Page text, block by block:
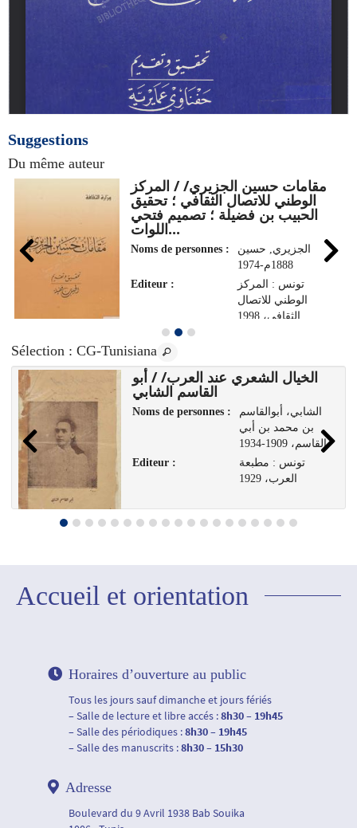
Suggestions
Du même auteur
مقامات حسين الجزيري/ / المركز
الوطني للاتصال الثقافي‏ ؛ ‏تحقيق
الحبيب بن فضيلة‏ ؛ ‏تصميم فتحي
اللوات...
Noms de personnes :
الجزيري, حسين
1888م-1974
Editeur :
تونس : المركز
الوطني للاتصال
الثقافي، 1998
Sélection : CG-Tunisiana
الخيال الشعري عند العرب/ / أبو
القاسم الشابي
Noms de personnes :
الشابي، أبوالقاسم
بن محمد بن أبي
القاسم، 1909-1934
Editeur :
تونس : مطبعة
العرب، 1929
Accueil et orientation
Horaires d’ouverture au public
Tous les jours sauf dimanche et jours fériés
– Salle de lecture et libre accés :8h30 – 19h45
– Salle des périodiques :8h30 – 19h45
– Salle des manuscrits :8h30 – 15h30
Adresse
Boulevard du 9 Avril 1938 Bab Souika